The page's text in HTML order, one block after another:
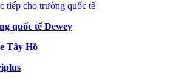
tiếp cho trường quốc tế
quốc tế Dewey
Tây Hồ